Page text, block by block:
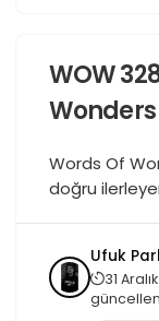
WOW
Wonders
Words Of
doğru
harflerden
geçmeniz
da eğlenceli
Ufuk
31